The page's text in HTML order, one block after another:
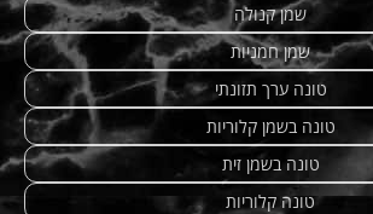
שמן קנולה
שמן חמניות
טונה ערך תזונתי
טונה בשמן קלוריות
טונה בשמן זית
טונה קלוריות